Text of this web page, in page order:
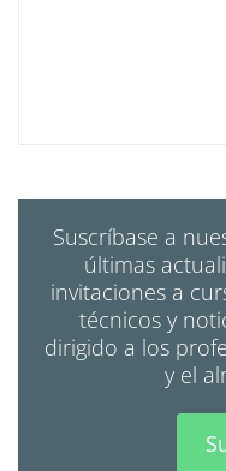
Suscríbase a
últimas
invitaciones a
técnicos y
dirigido a los
y el